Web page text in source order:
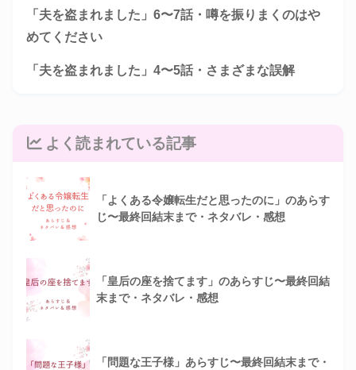
「夫を盗まれました」6〜7話・噂を振りまくのはや
めてください
「夫を盗まれました」4〜5話・さまざまな誤解
よく読まれている記事
「よくある令嬢転生だと思ったのに」のあらす
じ〜最終回結末まで・ネタバレ・感想
「皇后の座を捨てます」のあらすじ〜最終回結
末まで・ネタバレ・感想
「問題な王子様」あらすじ〜最終回結末まで・